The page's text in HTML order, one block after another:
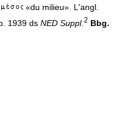
«du milieu». L'angl.
1939 ds NED Suppl. 2 Bbg.